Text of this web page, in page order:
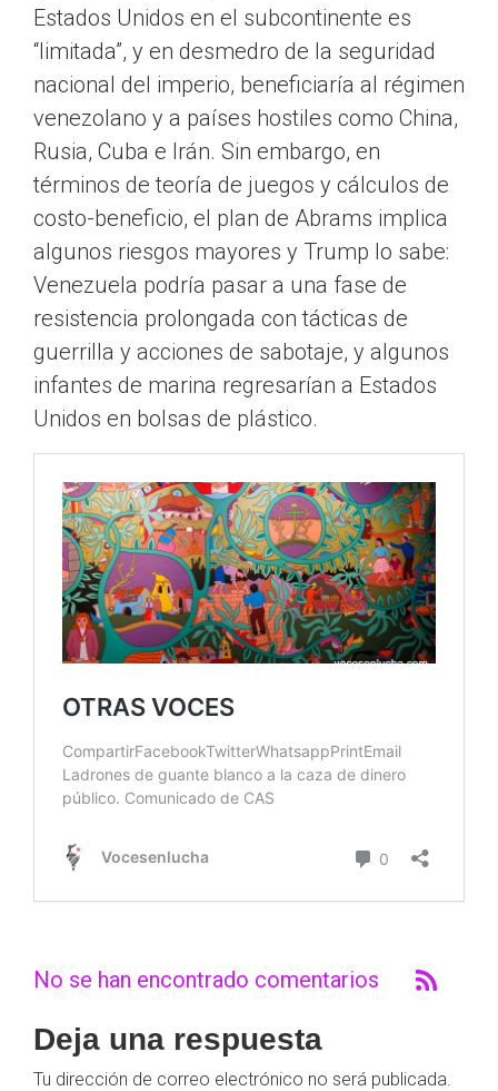
Estados Unidos en el subcontinente es
“limitada”, y en desmedro de la seguridad
nacional del imperio, beneficiaría al régimen
venezolano y a países hostiles como China,
Rusia, Cuba e Irán. Sin embargo, en
términos de teoría de juegos y cálculos de
costo-beneficio, el plan de Abrams implica
algunos riesgos mayores y Trump lo sabe:
Venezuela podría pasar a una fase de
resistencia prolongada con tácticas de
guerrilla y acciones de sabotaje, y algunos
infantes de marina regresarían a Estados
Unidos en bolsas de plástico.
No se han encontrado comentarios
Deja una respuesta
Tu dirección de correo electrónico no será publicada.